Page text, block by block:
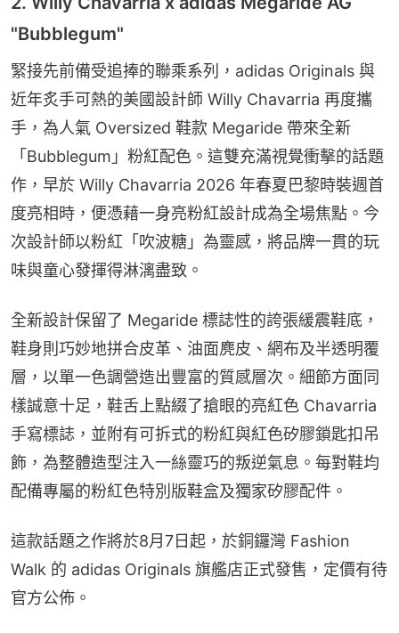
"Bubblegum"
緊接先前備受追捧的聯乘系列，adidas Originals 與
近年炙手可熱的美國設計師 Willy Chavarria 再度攜
手，為人氣 Oversized 鞋款 Megaride 帶來全新
「Bubblegum」粉紅配色。這雙充滿視覺衝擊的話題
作，早於 Willy Chavarria 2026 年春夏巴黎時裝週首
度亮相時，便憑藉一身亮粉紅設計成為全場焦點。今
次設計師以粉紅「吹波糖」為靈感，將品牌一貫的玩
味與童心發揮得淋漓盡致。
全新設計保留了 Megaride 標誌性的誇張緩震鞋底，
鞋身則巧妙地拼合皮革、油面麂皮、網布及半透明覆
層，以單一色調營造出豐富的質感層次。細節方面同
樣誠意十足，鞋舌上點綴了搶眼的亮紅色 Chavarria
手寫標誌，並附有可拆式的粉紅與紅色矽膠鎖匙扣吊
飾，為整體造型注入一絲靈巧的叛逆氣息。每對鞋均
配備專屬的粉紅色特別版鞋盒及獨家矽膠配件。
這款話題之作將於8月7日起，於銅鑼灣 Fashion
Walk 的 adidas Originals 旗艦店正式發售，定價有待
官方公佈。